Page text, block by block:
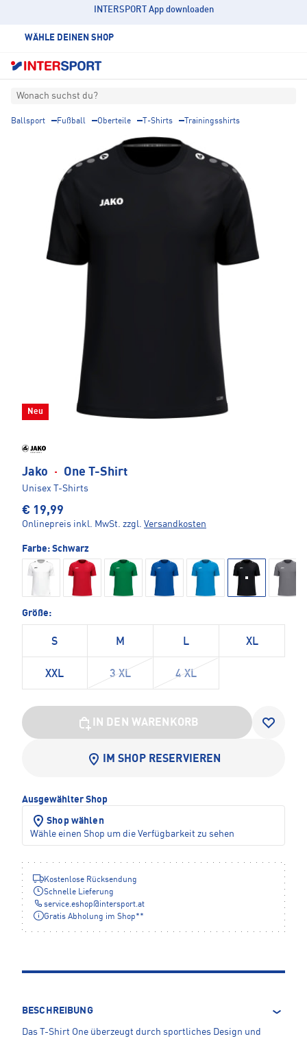
INTERSPORT App downloaden
WÄHLE DEINEN SHOP
Wonach suchst du?
Ballsport Fußball Oberteile T-Shirts Trainingsshirts
Neu
Jako · One T-Shirt
Unisex T-Shirts
€ 19,99
Onlinepreis inkl. MwSt. zzgl. Versandkosten
Farbe: Schwarz
Größe:
S M L XL
XXL 3 XL 4 XL
IN DEN WARENKORB
IM SHOP RESERVIEREN
Ausgewählter Shop
Shop wählen
Wähle einen Shop um die Verfügbarkeit zu sehen
Kostenlose Rücksendung
Schnelle Lieferung
service.eshop@intersport.at
Gratis Abholung im Shop**
BESCHREIBUNG
Das T-Shirt One überzeugt durch sportliches Design und